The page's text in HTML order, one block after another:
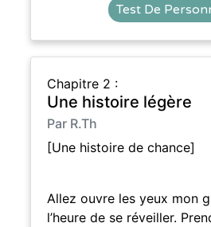
Test De
Chapitre 2 :
Une histoire légère
Par R.Th
[Une histoire de chance]
Allez ouvre les yeux mon
l’heure de se réveiller.